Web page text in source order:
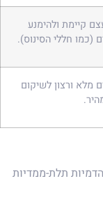
קיימת ולהימנע
(כמו חללי הסינוס).
מלא ורצון לשיקום
תלת-ממדיות